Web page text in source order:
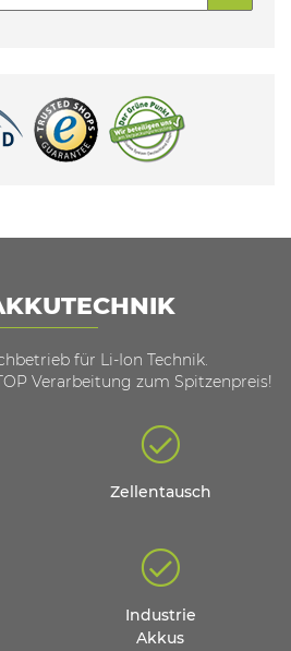
für Li-Ion Technik.
Verarbeitung zum Spitzenpreis!
Zellentausch
Industrie
Akkus